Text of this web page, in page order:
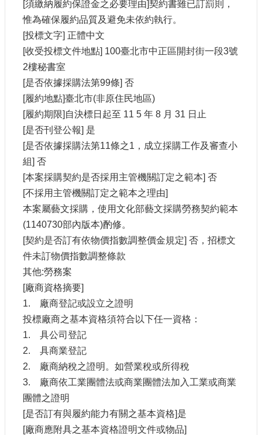
[須繳納履約保證金之必要理由]契約書雖已訂罰則，
惟為確保履約品質及避免未依約執行。
[投標文字] 正體中文
[收受投標文件地點] 100臺北市中正區開封街一段3號
2樓秘書室
[是否依據採購法第99條] 否
[履約地點]臺北市(非原住民地區)
[履約期限]自決標日起至 11 5 年 8 月 31 日止
[是否刊登公報] 是
[是否依據採購法第11條之1，成立採購工作及審查小
組] 否
[本案採購契約是否採用主管機關訂定之範本] 否
[不採用主管機關訂定之範本之理由]
本案屬藝文採購，使用文化部藝文採購勞務契約範本
(1140730部內版本)酌修。
[契約是否訂有依物價指數調整價金規定] 否，招標文
件未訂物價指數調整條款
其他:勞務案
[廠商資格摘要]
1.
廠商登記或設立之證明
投標廠商之基本資格須符合以下任一資格：
1.
具公司登記
2.
具商業登記
2.
廠商納稅之證明。如營業稅或所得稅
3.
廠商依工業團體法或商業團體法加入工業或商業
團體之證明
[是否訂有與履約能力有關之基本資格]是
[廠商應附具之基本資格證明文件或物品]